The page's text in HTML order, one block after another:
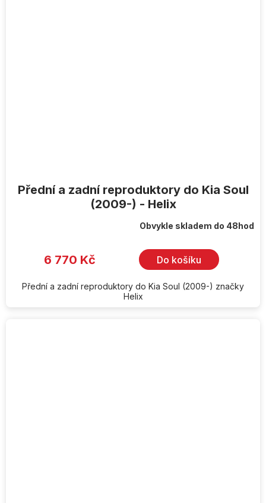
Přední a zadní reproduktory do Kia Soul
(2009-) - Helix
Obvykle skladem do 48hod
6 770 Kč Do košíku
Přední a zadní reproduktory do Kia Soul (2009-) značky
Helix